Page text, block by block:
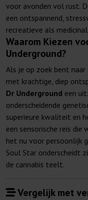
voor avonden vol rust.
een ontspannend,
recreatieve als
Waarom Kiezen
Underground?
Als je op zoek bent
met krachtige, diep
Dr Underground een
onderscheidende
superieure kwaliteit en
een sensorische reis die
het nu voor persoonlijk
Soul Star onderscheidt
de cannabis teelt.
Vergelijk met